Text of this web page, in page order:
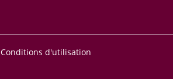
Conditions d'utilisation